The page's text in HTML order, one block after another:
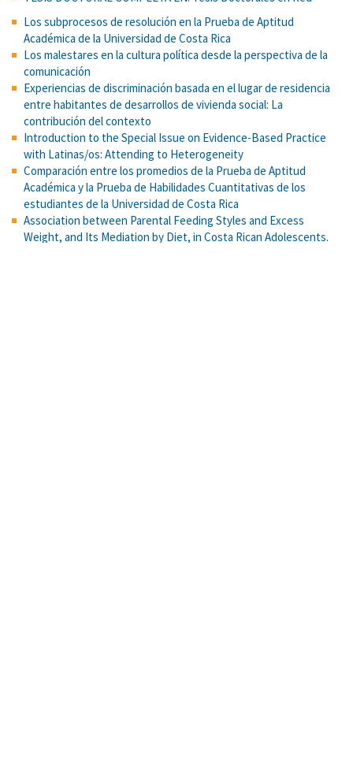
Los subprocesos de resolución en la Prueba de Aptitud
Académica de la Universidad de Costa Rica
Los malestares en la cultura política desde la perspectiva de la
comunicación
Experiencias de discriminación basada en el lugar de residencia
entre habitantes de desarrollos de vivienda social: La
contribución del contexto
Introduction to the Special Issue on Evidence-Based Practice
with Latinas/os: Attending to Heterogeneity
Comparación entre los promedios de la Prueba de Aptitud
Académica y la Prueba de Habilidades Cuantitativas de los
estudiantes de la Universidad de Costa Rica
Association between Parental Feeding Styles and Excess
Weight, and Its Mediation by Diet, in Costa Rican Adolescents.